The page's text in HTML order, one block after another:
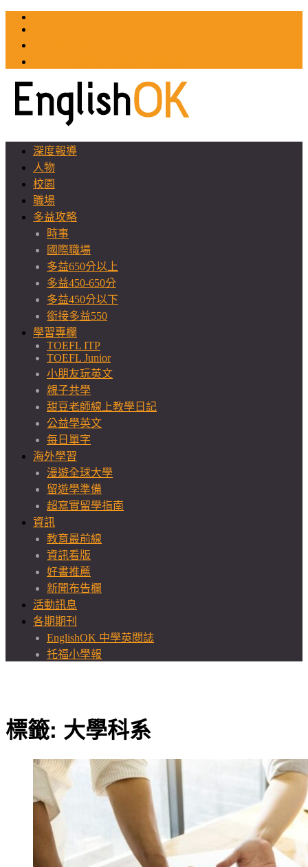
深度報導
人物
校園
職場
多益攻略
時事
國際職場
多益650分以上
多益450-650分
多益450分以下
銜接多益550
學習專欄
TOEFL ITP
TOEFL Junior
小朋友玩英文
親子共學
甜豆老師線上教學日記
公益學英文
每日單字
海外學習
漫遊全球大學
留遊學準備
超寫實留學指南
資訊
教育最前線
資訊看版
好書推薦
新聞布告欄
活動訊息
各期期刊
EnglishOK 中學英閱誌
托福小學報
標籤: 大學科系